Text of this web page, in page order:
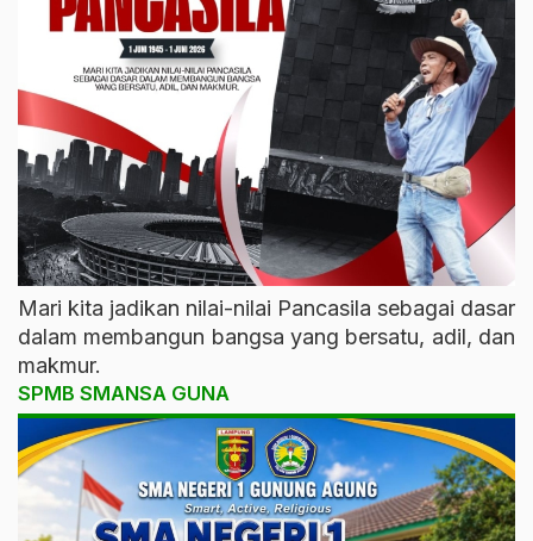
Mari kita jadikan nilai-nilai Pancasila sebagai dasar
dalam membangun bangsa yang bersatu, adil, dan
makmur.
SPMB SMANSA GUNA